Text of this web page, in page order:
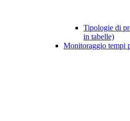
Tipologie di
in tabelle)
Monitoraggio tempi